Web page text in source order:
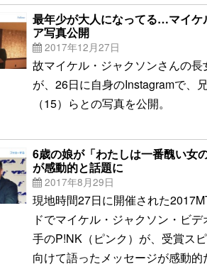
最年少が大人になってる…マイケ
ア写真公開
2017年12月27日
故マイケル・ジャクソンさんの長
が、26日に自身のInstagramで、
（15）らとの写真を公開。
6歳の娘が「わたしは一番醜い
が感動的と話題に
2017年8月29日
現地時間27日に開催された
ドでマイケル・ジャクソン・ビ
手のP!NK（ピンク）が、受賞ス
向けて語ったメッセージが感動的